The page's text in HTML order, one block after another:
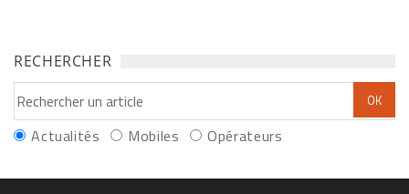
RECHERCHER
Actualités Mobiles Opérateurs